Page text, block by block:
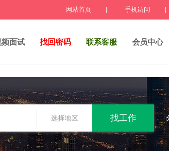
网站首页 手机访问
频面试 找回密码 联系客服 会员中心
选择地区